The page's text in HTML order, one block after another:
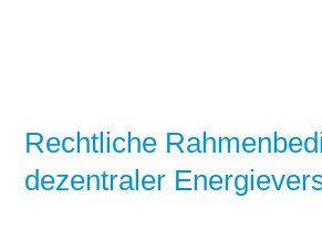
Rechtliche
dezentraler